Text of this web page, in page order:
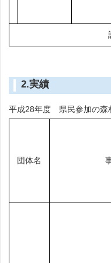
2.実績
平成28年度 県民参加の森
団体名